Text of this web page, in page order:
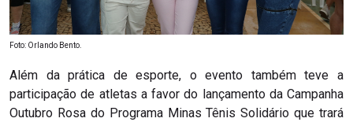
Foto: Orlando Bento.
Além da prática de esporte, o evento também teve a
participação de atletas a favor do lançamento da Campanha
Outubro Rosa do Programa Minas Tênis Solidário que trará